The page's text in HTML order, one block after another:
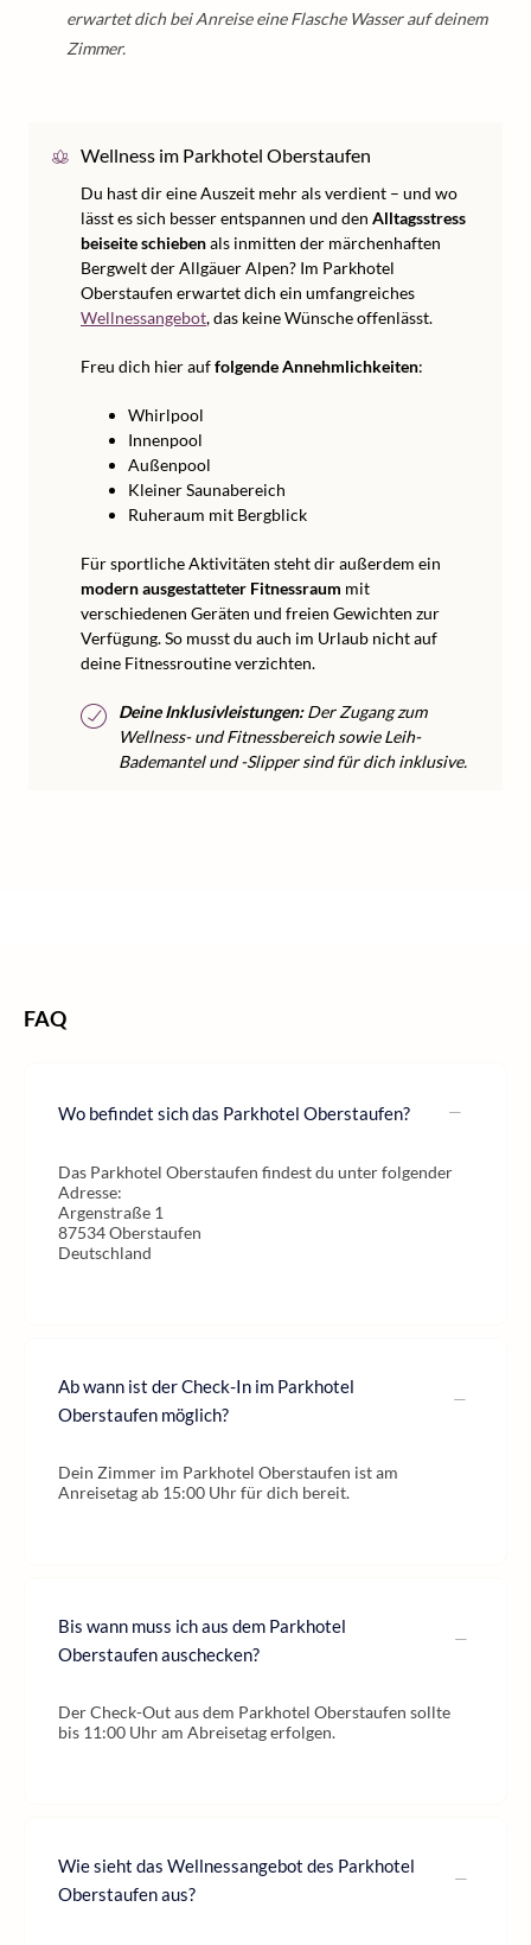
erwartet dich bei Anreise eine Flasche Wasser auf deinem
Zimmer.
Wellness im Parkhotel Oberstaufen
Du hast dir eine Auszeit mehr als verdient – und wo
lässt es sich besser entspannen und den Alltagsstress
beiseite schiebenals inmitten der märchenhaften
Bergwelt der Allgäuer Alpen? Im Parkhotel
Oberstaufen erwartet dich ein umfangreiches
Wellnessangebot, das keine Wünsche offenlässt.
Freu dich hier auffolgende Annehmlichkeiten:
Whirlpool
Innenpool
Außenpool
Kleiner Saunabereich
Ruheraum mit Bergblick
Für sportliche Aktivitäten steht dir außerdem ein
modern ausgestatteter Fitnessraum mit
verschiedenen Geräten und freien Gewichten zur
Verfügung. So musst du auch im Urlaub nicht auf
deine Fitnessroutine verzichten.
Deine Inklusivleistungen:Der Zugang zum
Wellness- und Fitnessbereich sowie Leih-
Bademantel und -Slipper sind für dich inklusive.
FAQ
Wo befindet sich das Parkhotel Oberstaufen?
Das Parkhotel Oberstaufen findest du unter folgender
Adresse:
Argenstraße 1
87534 Oberstaufen
Deutschland
Ab wann ist der Check-In im Parkhotel
Oberstaufen möglich?
Dein Zimmer im Parkhotel Oberstaufen ist am
Anreisetag ab 15:00 Uhr für dich bereit.
Bis wann muss ich aus dem Parkhotel
Oberstaufen auschecken?
Der Check-Out aus dem Parkhotel Oberstaufen sollte
bis 11:00 Uhr am Abreisetag erfolgen.
Wie sieht das Wellnessangebot des Parkhotel
Oberstaufen aus?